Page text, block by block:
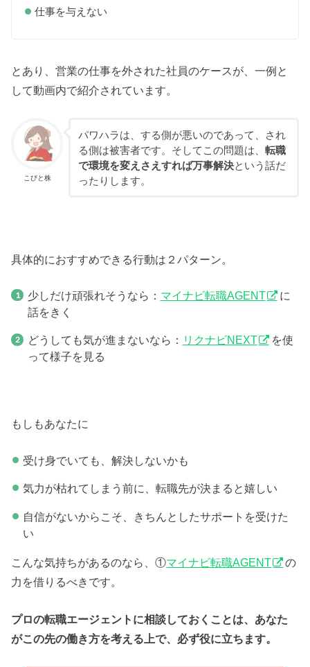
仕事を与えない
とあり、営業の仕事を外された社員のケースが、一例と
して動画内で紹介されています。
こびと株
パワハラは、する側が悪いのであって、され
る側は被害者です。そしてこの問題は、 転職
で環境を変えさえすれば万事解決という話だ
ったりします。
具体的におすすめできる行動は２パターン。
少しだけ頑張れそうなら： マイナビ転職AGENT
に
話をきく
どうしても気が進まないなら： リクナビNEXT
を使
って様子を見る
もしもあなたに
受け身でいても、解決しないかも
気力が枯れてしまう前に、転職先が決まると嬉しい
自信がないからこそ、きちんとしたサポートを受けた
い
こんな気持ちがあるのなら、①マイナビ転職AGENT
の
力を借りるべきです。
プロの転職エージェントに相談しておくことは、あなた
がこの先の働き方を考える上で、必ず役に立ちます。